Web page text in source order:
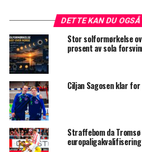
DETTE KAN DU
Stor solformørkelse
prosent av sola
Ciljan Sagosen klar
Straffebom da
europaligakvalifisering